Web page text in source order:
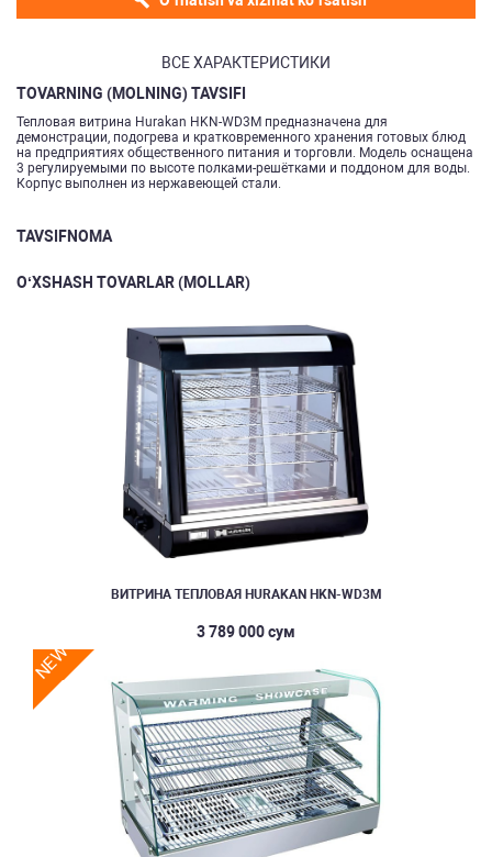
ВСЕ ХАРАКТЕРИСТИКИ
TOVARNING (MOLNING) TAVSIFI
Тепловая витрина Hurakan HKN-WD3M предназначена для
демонстрации, подогрева и кратковременного хранения готовых блюд
на предприятиях общественного питания и торговли. Модель оснащена
3 регулируемыми по высоте полками-решётками и поддоном для воды.
Корпус выполнен из нержавеющей стали.
TAVSIFNOMA
O‘XSHASH TOVARLAR (MOLLAR)
ВИТРИНА ТЕПЛОВАЯ HURAKAN HKN-WD3M
3 789 000 сум
NEW